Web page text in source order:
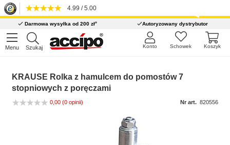
4.99 / 5.00
Darmowa wysyłka od 200 zł* Autoryzowany dystrybutor
Menu Szukaj Koszyk
Schowek
Konto
KRAUSE Rolka z hamulcem do pomostów 7
stopniowych z poręczami
0,00 (0 opinii) Nr art. 820556